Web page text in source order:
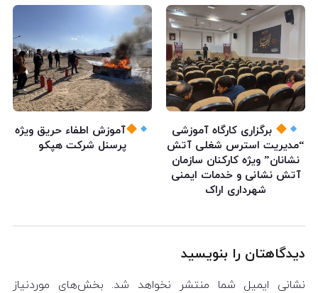
برگزاری کارگاه آموزشی
“مدیریت استرس شغلی آتش
نشانان” ویژه کارکنان سازمان
آتش نشانی و خدمات ایمنی
شهرداری اراک
آموزش اطفاء حریق ویژه
پرسنل شرکت هپکو
دیدگاهتان را بنویسید
نشانی ایمیل شما منتشر نخواهد شد. بخش‌های موردنیاز